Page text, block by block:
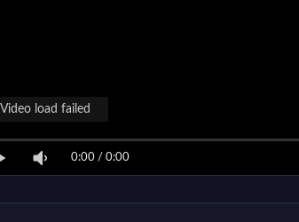
0:00 / 0:00
Video load failed